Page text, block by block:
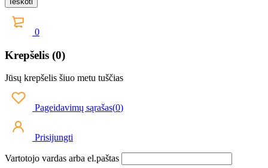
0
Krepšelis (0)
Jūsų krepšelis šiuo metu tuščias
Pageidavimų sąrašas(0)
Prisijungti
Vartotojo vardas arba el.paštas